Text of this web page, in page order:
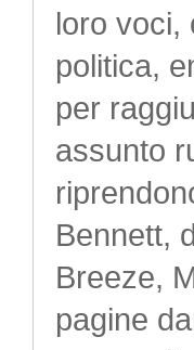
loro voci,
politica,
per
assunto
Bennett,
Breeze,
pagine